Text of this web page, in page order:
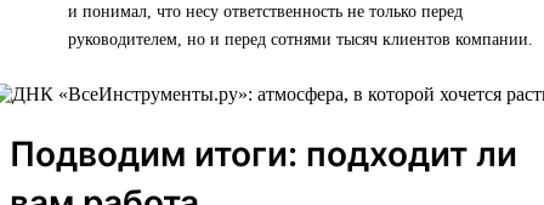
и понимал, что несу ответственность не только перед
руководителем, но и перед сотнями тысяч клиентов компании.
Подводим итоги: подходит ли